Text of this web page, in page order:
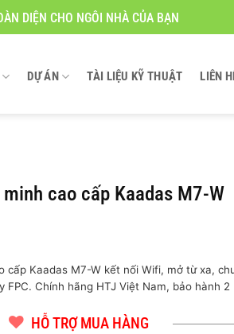
DIỆN CHO NGÔI NHÀ CỦA BẠN
DỰ ÁN TÀI LIỆU KỸ THUẬT LIÊN
cao cấp Kaadas M7-W
cấp Kaadas M7-W kết nối Wifi, mở từ xa,
FPC. Chính hãng HTJ Việt Nam, bảo hành 2
HỖ TRỢ MUA HÀNG